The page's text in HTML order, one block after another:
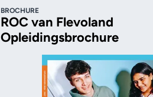
BROCHURE
ROC van Flevoland
Opleidingsbrochure